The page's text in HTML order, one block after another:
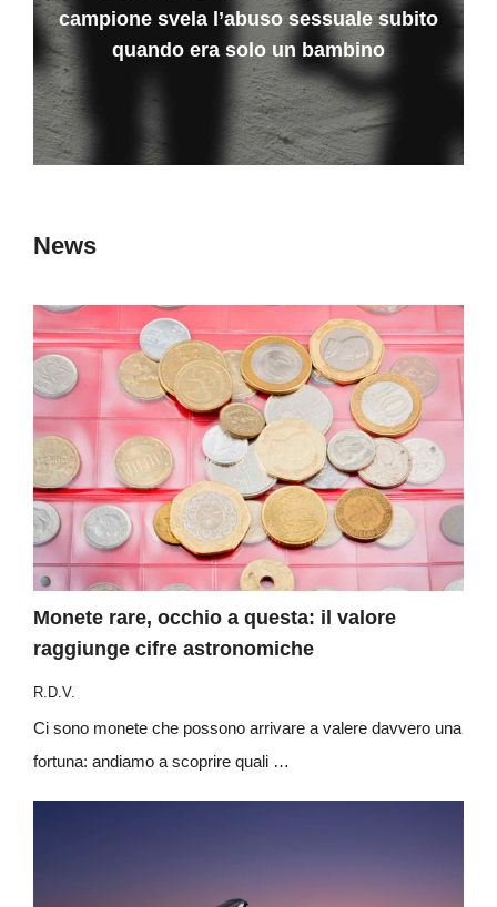
campione svela l’abuso sessuale subito
quando era solo un bambino
News
Monete rare, occhio a questa: il valore
raggiunge cifre astronomiche
R.D.V.
Ci sono monete che possono arrivare a valere davvero una
fortuna: andiamo a scoprire quali …